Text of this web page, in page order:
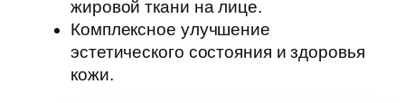
жировой ткани на лице.
Комплексное улучшение
эстетического состояния и здоровья
кожи.